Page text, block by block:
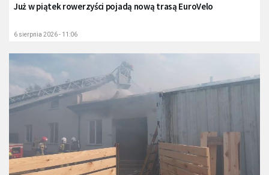
Już w piątek rowerzyści pojadą nową trasą EuroVelo
6 sierpnia 2026 - 11:06